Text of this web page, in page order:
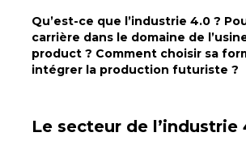
Qu’est-ce que l’industrie 4.0 ?
carrière dans le domaine de
product ? Comment choisir sa
intégrer la production futuriste ?
Le secteur de l’industrie